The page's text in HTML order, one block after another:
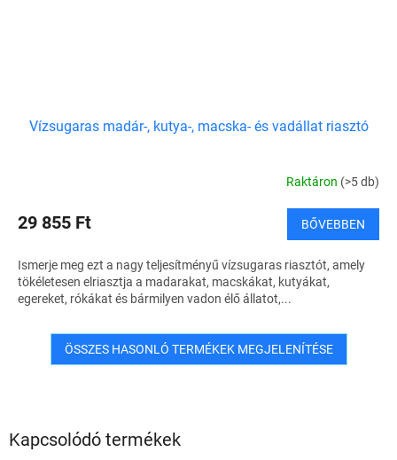
Kapcsolódó termékek
Vízsugaras madár-, kutya-, macska- és vadállat riasztó
Raktáron (>5 db)
29 855 Ft BŐVEBBEN
Ismerje meg ezt a nagy teljesítményű vízsugaras riasztót, amely
tökéletesen elriasztja a madarakat, macskákat, kutyákat,
egereket, rókákat és bármilyen vadon élő állatot,...
ÖSSZES HASONLÓ TERMÉKEK MEGJELENÍTÉSE